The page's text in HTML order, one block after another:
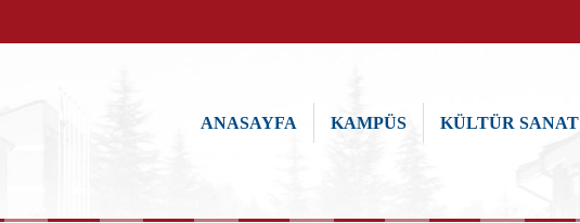
ANASAYFA KAMPÜS KÜLTÜR SANAT